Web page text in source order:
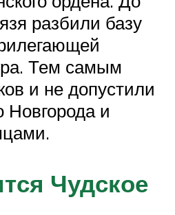
разбили базу
Тем самым
и не допустили
Новгорода и
Чудское